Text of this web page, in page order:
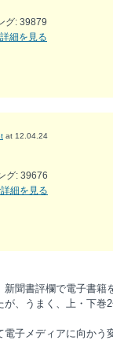
グ: 39879
細を見る
at 12.04.24
グ: 39676
細を見る
聞書評欄で電子書
、うまく、上・下巻
子メディアに向かう